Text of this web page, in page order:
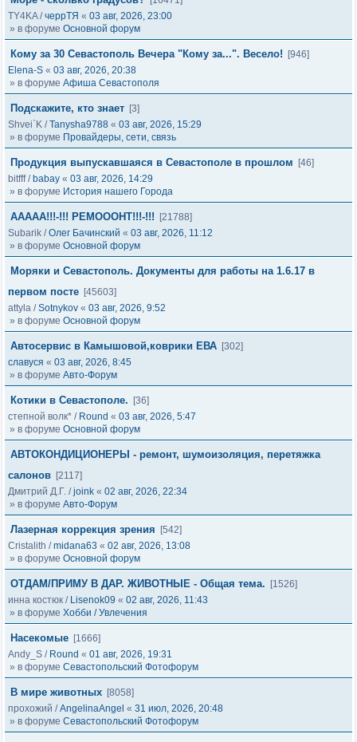
TY4KA/черрТЯ « 03 авг, 2026, 23:00
» в форуме Основной форум
Кому за 30 Севастополь Вечера "Кому за...". Весело!
[946]
Elena-S « 03 авг, 2026, 20:38
» в форуме Афиша Севастополя
Подскажите, кто знает [3]
Shvei`K /Tanysha9788 « 03 авг, 2026, 15:29
» в форуме Провайдеры, сети, связь
Продукция выпускавшаяся в Севастополе в прошлом
[46]
bitfff/ babay « 03 авг, 2026, 14:29
» в форуме История нашего Города
ААААА!!!-!!! РЕМОООНТ!!!-!!!
[21788]
Subarik /Олег Бачинский « 03 авг, 2026, 11:12
» в форуме Основной форум
Моряки и Севастополь. Документы для работы на 1.6.17 в
первом посте [45603]
attyla /Sotnykov « 03 авг, 2026, 9:52
» в форуме Основной форум
Автосервис в Камышовой,коврики ЕВА [302]
славуся « 03 авг, 2026, 8:45
» в форуме Авто-Форум
Котики в Севастополе.
[36]
степной волк* / Round « 03 авг, 2026, 5:47
» в форуме Основной форум
АВТОКОНДИЦИОНЕРЫ - ремонт, шумоизоляция, перетяжка
салонов [2117]
Дмитрий Д.Г. /joink « 02 авг, 2026, 22:34
» в форуме Авто-Форум
Лазерная коррекция зрения
[542]
Cristalith /midana63 « 02 авг, 2026, 13:08
» в форуме Основной форум
ОТДАМ/ПРИМУ В ДАР. ЖИВОТНЫЕ - Общая тема.
[1526]
инна костюк / Lisenok09 « 02 авг, 2026, 11:43
» в форуме Хобби / Увлечения
Насекомые [1666]
Andy_S / Round « 01 авг, 2026, 19:31
» в форуме Севастопольский Фотофорум
В мире животных [8058]
прохожий /AngelinaAngel « 31 июл, 2026, 20:48
» в форуме Севастопольский Фотофорум